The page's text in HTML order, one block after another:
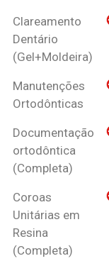
Clareamento
Dentário
(Gel+Moldeira)
Manutenções
Ortodônticas
Documentação
ortodôntica
(Completa)
Coroas
Unitárias em
Resina
(Completa)